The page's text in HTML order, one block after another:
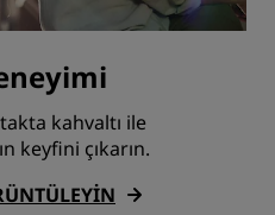
kahvaltı ile
keyfini çıkarın.